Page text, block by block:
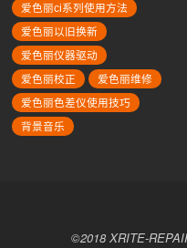
爱色丽ci系列使用方法
爱色丽以旧换新
爱色丽仪器驱动
爱色丽校正
爱色丽维修
爱色丽色差仪使用技巧
背景音乐
©2018 XRITE-